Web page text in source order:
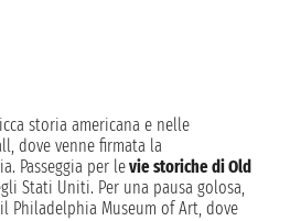
storia americana e nelle
dove venne firmata la
Passeggia per levie storiche di Old
Stati Uniti. Per una pausa golosa,
Museum of Art, dove